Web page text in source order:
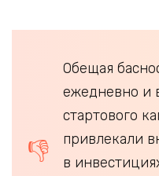
Обещая
ежедневно и
стартового
привлекали
в